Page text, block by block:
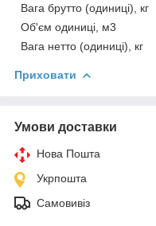
Вага брутто (одиниці), кг
Об'єм одиниці, м3
Вага нетто (одиниці), кг
Приховати
Умови доставки
Нова Пошта
Укрпошта
Самовивіз